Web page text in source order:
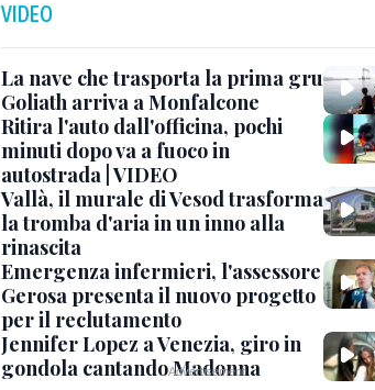
VIDEO
La nave che trasporta la prima gru
Goliath arriva a Monfalcone
Ritira l'auto dall'officina, pochi
minuti dopo va a fuoco in
autostrada | VIDEO
Vallà, il murale di Vesod trasforma
la tromba d'aria in un inno alla
rinascita
Emergenza infermieri, l'assessore
Gerosa presenta il nuovo progetto
per il reclutamento
Jennifer Lopez a Venezia, giro in
gondola cantando Madonna